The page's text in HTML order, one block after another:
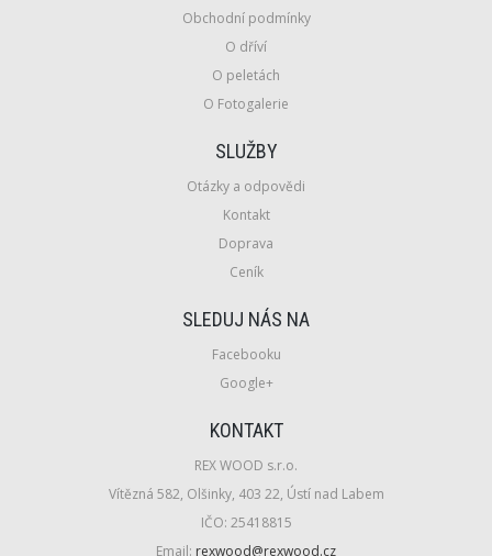
Obchodní podmínky
O dříví
O peletách
O Fotogalerie
SLUŽBY
Otázky a odpovědi
Kontakt
Doprava
Ceník
SLEDUJ NÁS NA
Facebooku
Google+
KONTAKT
REX WOOD s.r.o.
Vítězná 582, Olšinky, 403 22, Ústí nad Labem
IČO: 25418815
Email: rexwood@rexwood.cz